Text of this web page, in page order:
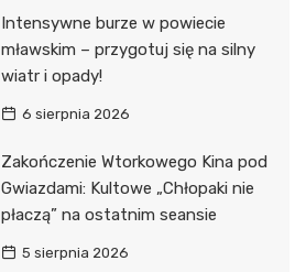
Intensywne burze w powiecie
mławskim – przygotuj się na silny
wiatr i opady!
6 sierpnia 2026
Zakończenie Wtorkowego Kina pod
Gwiazdami: Kultowe „Chłopaki nie
płaczą” na ostatnim seansie
5 sierpnia 2026